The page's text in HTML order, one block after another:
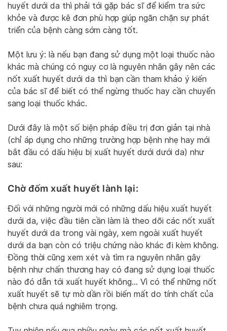
huyết dưới da thì phải tới gặp bác sĩ để kiểm tra sức
khỏe và được kê đơn phù hợp giúp ngăn chặn sự phát
triển của bệnh càng sớm càng tốt.
Một lưu ý: là nếu bạn đang sử dụng một loại thuốc nào
khác mà chúng có nguy cơ là nguyên nhân gây nên các
nốt xuất huyết dưới da thì bạn cần tham khảo ý kiến
của bác sĩ để biết có thể ngừng thuốc hay cần chuyển
sang loại thuốc khác.
Dưới đây là một số biện pháp điều trị đơn giản tại nhà
(chỉ áp dụng cho những trường hợp bệnh nhẹ hay mới
bắt đầu có dấu hiệu bị xuất huyết dưới dưới da) như
sau:
Chờ đốm xuất huyết lành lại:
Đối với những người mới có những dấu hiệu xuất huyết
dưới da, việc đầu tiên cần làm là theo dõi các nốt xuất
huyết dưới da trong vài ngày, xem ngoài xuất huyết
dưới da bạn còn có triệu chứng nào khác đi kèm không.
Đồng thời cũng xem xét và tìm ra nguyên nhân gây
bệnh như chấn thương hay có đang sử dụng loại thuốc
nào đó dẫn tới xuất huyết không… Vì có thể những nốt
xuất huyết sẽ tự mờ dần rồi biến mất do tính chất của
bệnh chưa quá nghiêm trọng.